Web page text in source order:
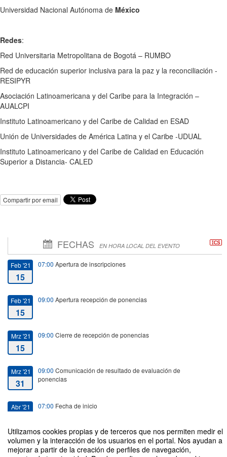
Utilizamos cookies propias y de terceros que nos permiten medir el
volumen y la interacción de los usuarios en el portal. Nos ayudan a
mejorar a partir de la creación de perfiles de navegación,
Universidad Nacional Autónoma de México
Redes:
Red Universitaria Metropolitana de Bogotá – RUMBO
Red de educación superior inclusiva para la paz y la reconciliación -
RESIPYR
Asociación Latinoamericana y del Caribe para la Integración –
AUALCPI
Instituto Latinoamericano y del Caribe de Calidad en ESAD
Unión de Universidades de América Latina y el Caribe -UDUAL
Instituto Latinoamericano y del Caribe de Calidad en Educación
Superior a Distancia- CALED
Compartir por email
FECHAS EN HORA LOCAL DEL EVENTO
Feb '21
15
07:00 Apertura de inscripciones
Feb '21
15
09:00 Apertura recepción de ponencias
Mrz '21
15
09:00 Cierre de recepción de ponencias
Mrz '21
31
09:00 Comunicación de resultado de evaluación de
ponencias
Abr '21 07:00 Fecha de inicio
Abr '21
13
18:00Fecha de fin